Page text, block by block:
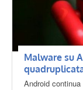
Malware su
Android